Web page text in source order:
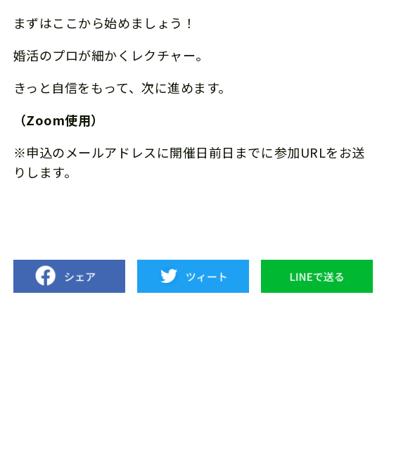
まずはここから始めましょう！
婚活のプロが細かくレクチャー。
きっと自信をもって、次に進めます。
（Zoom使用）
※申込のメールアドレスに開催日前日までに参加URLをお送
りします。